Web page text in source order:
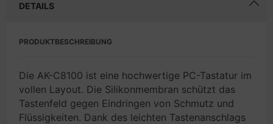
DETAILS
PRODUKTBESCHREIBUNG
Die AK-C8100 ist eine hochwertige PC-Tastatur im
vollen Layout. Die Silikonmembran schützt das
Tastenfeld gegen Eindringen von Schmutz und
Flüssigkeiten. Dank des leichten Tastenanschlags